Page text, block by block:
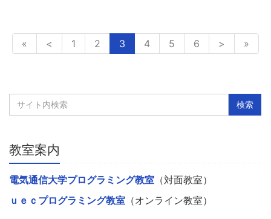
« < 1 2 3 4 5 6 > »
教室案内
電気通信大学プログラミング教室 （対面教室）
ｕｅｃプログラミング教室 （オンライン教室）